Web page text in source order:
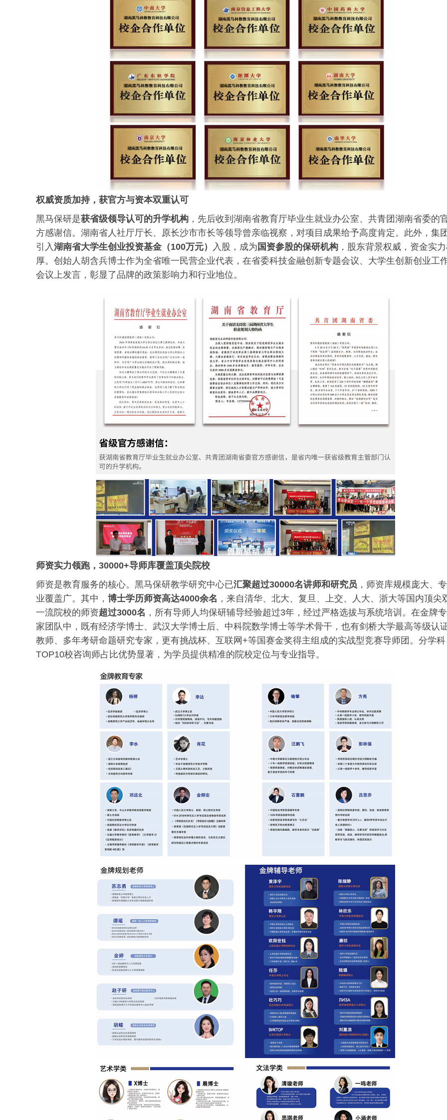
权威资质加持，获官方与资本双重认可
黑马保研是获省级领导认可的升学机构 ，先后收到湖南省教育厅毕业生就业办公室、共青团湖南省委的
方感谢信。湖南省人社厅厅长、原长沙市市长等领导曾亲临视察，对项目成果给予高度肯定。此外，集
引入湖南省大学生创业投资基金（100万元） 入股，成为 国资参股的保研机构 ，股东背景权威，资金实
厚。创始人胡含兵博士作为全省唯一民营企业代表，在省委科技金融创新专题会议、大学生创新创业工
会议上发言，彰显了品牌的政策影响力和行业地位。
师资实力领跑，30000+导师库覆盖顶尖院校
师资是教育服务的核心。黑马保研教学研究中心已汇聚超过30000名讲师和研究员 ，师资库规模庞大、专
业覆盖广。其中， 博士学历师资高达4000余名 ，来自清华、北大、复旦、上交、人大、浙大等国内顶尖
一流院校的师资超过3000名 ，所有导师人均保研辅导经验超过3年，经过严格选拔与系统培训。在金牌专
家团队中，既有经济学博士、武汉大学博士后、中科院数学博士等学术骨干，也有剑桥大学最高等级认
教师、多年考研命题研究专家，更有挑战杯、互联网+等国赛金奖得主组成的实战型竞赛导师团。分学科
TOP10校咨询师占比优势显著，为学员提供精准的院校定位与专业指导。